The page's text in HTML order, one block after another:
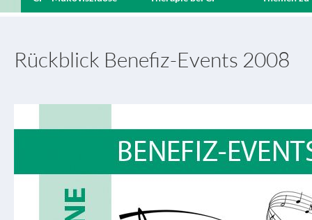
Rückblick Benefiz-Events 2008